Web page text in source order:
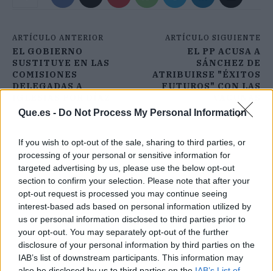
Que.es - Do Not Process My Personal Information
If you wish to opt-out of the sale, sharing to third parties, or
processing of your personal or sensitive information for
targeted advertising by us, please use the below opt-out
section to confirm your selection. Please note that after your
opt-out request is processed you may continue seeing
interest-based ads based on personal information utilized by
us or personal information disclosed to third parties prior to
your opt-out. You may separately opt-out of the further
disclosure of your personal information by third parties on the
IAB’s list of downstream participants. This information may
ARTÍCULO ANTERIOR
EL GOBIERNO
SUSTITUYE EN LAS
COMISIONES
DELEGADAS A
ARTÍCULO SIGUIENTE
EL PP ACUSA A
SÁNCHEZ DE
ATRIBUIRSE "ÉXITOS
FUTUROS" CON LAS